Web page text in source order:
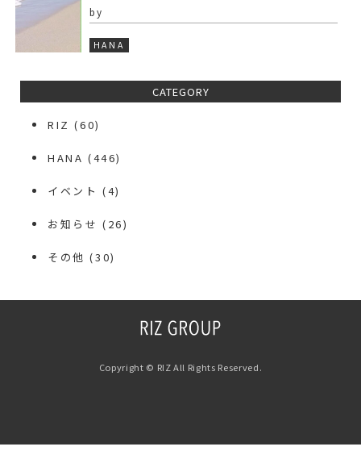
by
HANA
CATEGORY
RIZ (60)
HANA (446)
イベント (4)
お知らせ (26)
その他 (30)
Copyright © RIZ All Rights Reserved.